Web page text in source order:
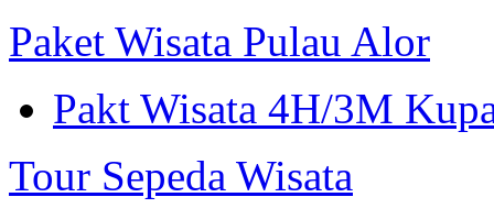
Paket Wisata Pulau Alor
Pakt Wisata 4H/3M
Tour Sepeda Wisata